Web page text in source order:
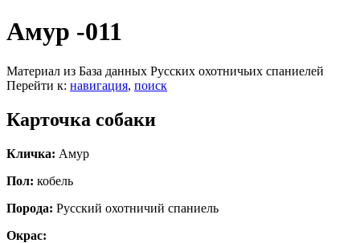
Амур -011
Материал из База данных Русских охотничьих спаниелей
Перейти к: навигация, поиск
Карточка собаки
Кличка: Амур
Пол: кобель
Порода: Русский охотничий спаниель
Окрас: